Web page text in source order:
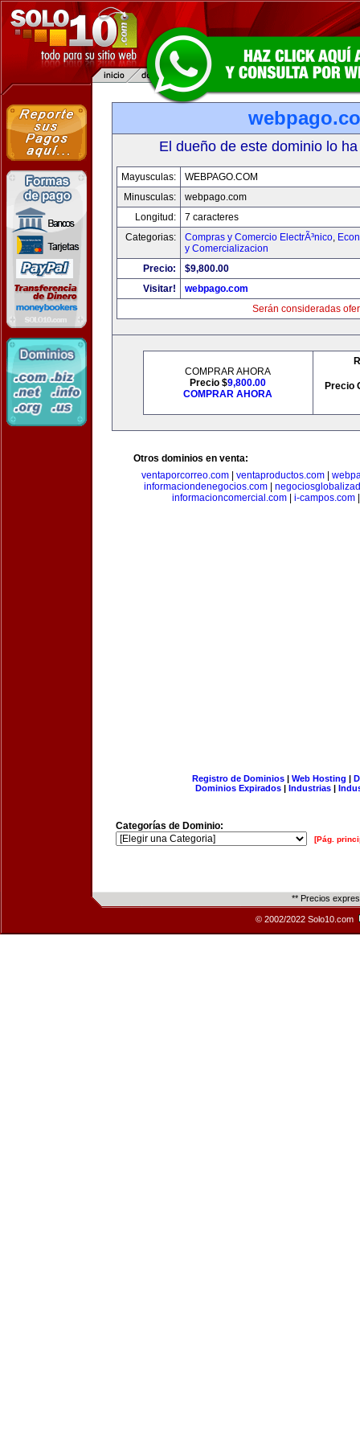
El dueño de este dominio lo
Mayusculas:
WEBPAGO.COM
Minusculas:
webpago.com
Longitud:
7 caracteres
Categorias:
Compras y Comercio ElectrÃ³nico,
y Comercializacion
Precio:
$9,800.00
Visitar!
webpago.com
Serán consideradas
COMPRAR AHORA
Precio $9,800.00
COMPRAR AHORA
Precio
Otros dominios en venta:
ventaporcorreo.com
ventaproductos.com
informaciondenegocios.com|
informacioncomercial.com| i-campos.com
Registro de Dominios| Web Hosting |
Dominios Expirados | Industrias |
Categorías de Dominio:
[Pág.
** Precios
© 2002/2022 Solo10.com